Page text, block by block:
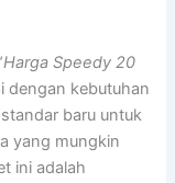
Harga Speedy 20
dengan kebutuhan
baru untuk
yang mungkin
ini adalah